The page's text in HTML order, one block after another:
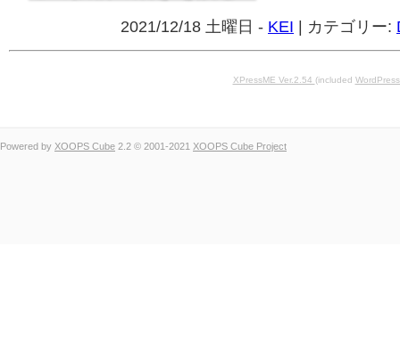
2021/12/18 土曜日 - KEI | カテゴリー:
XPressME Ver.2.54 (included
Powered by XOOPS Cube 2.2 © 2001-2021 XOOPS Cube Project